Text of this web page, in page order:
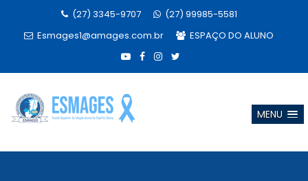
(27) 3345-9707
(27) 99985-5581
Esmages1@amages.com.br
ESPAÇO DO ALUNO
MENU